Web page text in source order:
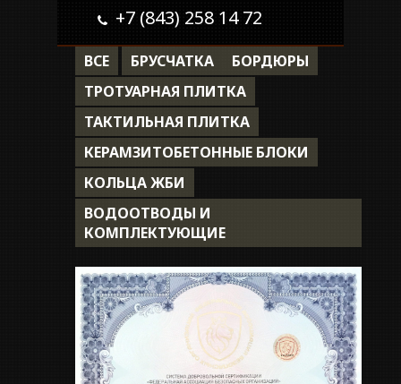
+7 (843) 258 14 72
Продукция
Наши работы
Контакты
Доставка
Укладка
ВСЕ БРУСЧАТКА
БОРДЮРЫ
ТРОТУАРНАЯ ПЛИТКА
ТАКТИЛЬНАЯ ПЛИТКА
КЕРАМЗИТОБЕТОННЫЕ БЛОКИ
КОЛЬЦА ЖБИ
ВОДООТВОДЫ И
КОМПЛЕКТУЮЩИЕ